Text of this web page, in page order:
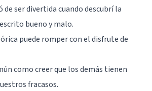
de ser divertida cuando descubrí la
bueno y malo.
puede romper con el disfrute de
como creer que los demás tienen
fracasos.